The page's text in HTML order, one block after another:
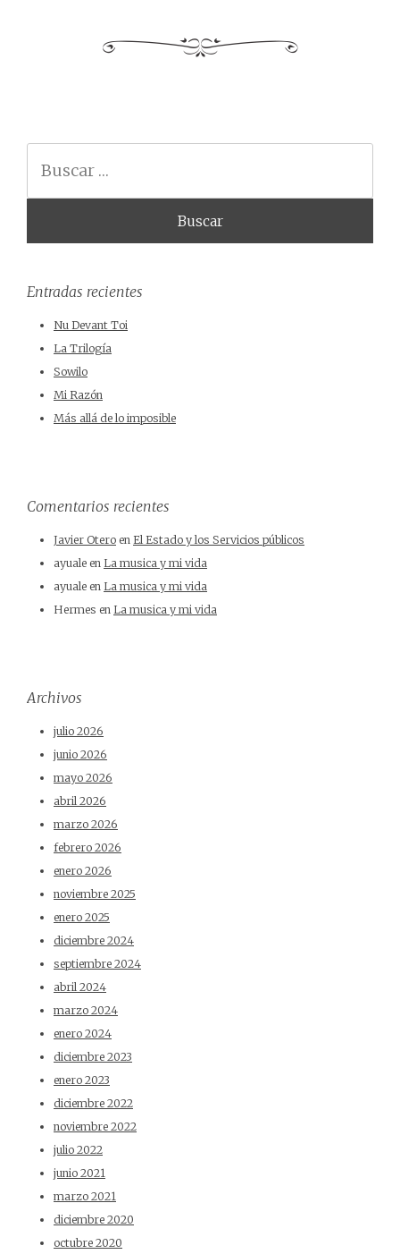
Entradas recientes
Nu Devant Toi
La Trilogía
Sowilo
Mi Razón
Más allá de lo imposible
Comentarios recientes
Javier Otero en El Estado y los Servicios públicos
ayuale en La musica y mi vida
ayuale en La musica y mi vida
Hermes en La musica y mi vida
Archivos
julio 2026
junio 2026
mayo 2026
abril 2026
marzo 2026
febrero 2026
enero 2026
noviembre 2025
enero 2025
diciembre 2024
septiembre 2024
abril 2024
marzo 2024
enero 2024
diciembre 2023
enero 2023
diciembre 2022
noviembre 2022
julio 2022
junio 2021
marzo 2021
diciembre 2020
octubre 2020